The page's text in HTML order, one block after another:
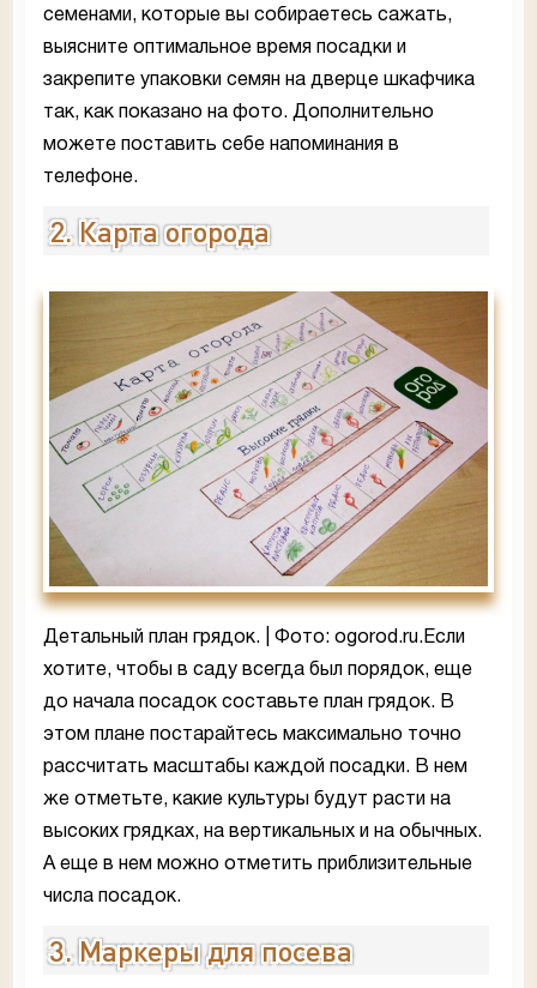
семенами, которые вы собираетесь сажать,
выясните оптимальное время посадки и
закрепите упаковки семян на дверце шкафчика
так, как показано на фото. Дополнительно
можете поставить себе напоминания в
телефоне.
2. Карта огорода
Детальный план грядок. | Фото: ogorod.ru.Если
хотите, чтобы в саду всегда был порядок, еще
до начала посадок составьте план грядок. В
этом плане постарайтесь максимально точно
рассчитать масштабы каждой посадки. В нем
же отметьте, какие культуры будут расти на
высоких грядках, на вертикальных и на обычных.
А еще в нем можно отметить приблизительные
числа посадок.
3. Маркеры для посева